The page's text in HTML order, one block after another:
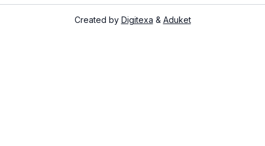
Created by Digitexa & Aduket